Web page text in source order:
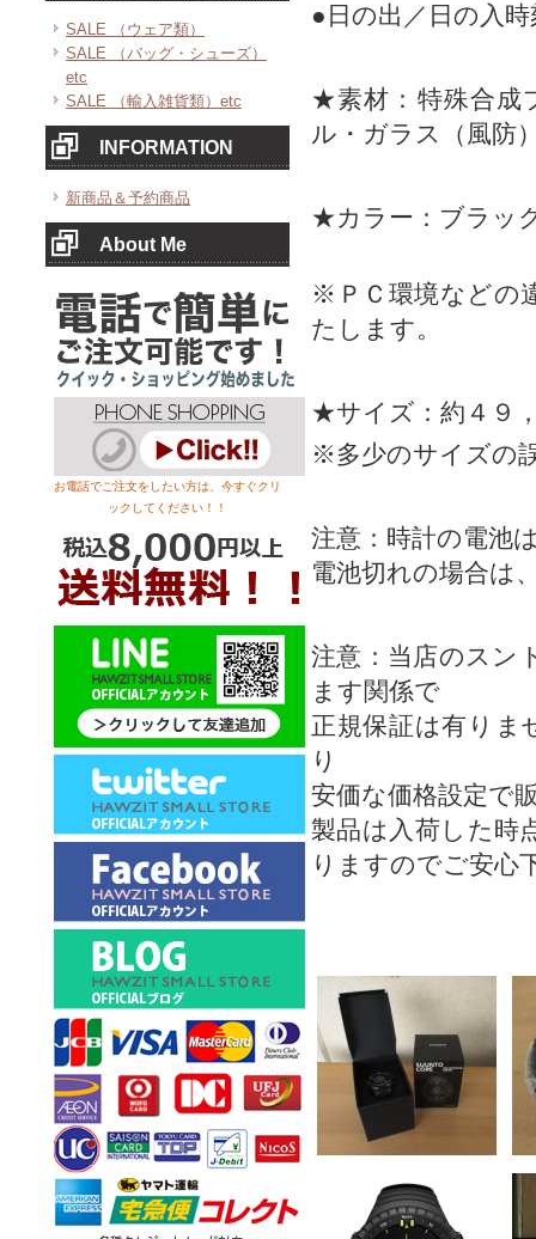
SALE （ウェア類）
SALE （バッグ・シューズ）
etc
SALE （輸入雑貨類）etc
INFORMATION
新商品＆予約商品
About Me
お電話でご注文をしたい方は、今すぐクリ
ックしてください！！
●日の出／日の入
★素材：特殊合成
ル・ガラス（風防
★カラー：ブラッ
※ＰＣ環境などの
たします。
★サイズ：約４９
※多少のサイズの
注意：時計の電池
電池切れの場合は
注意：当店のスン
ます関係で
正規保証は有りま
り
安価な価格設定で
製品は入荷した時
りますのでご安心